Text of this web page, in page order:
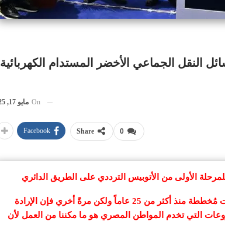
النقل الجماعي الأخضر المستدام الكهربائية
On مايو 17, 2025
0
Share
Facebook
الأولى من الأتوبيس الترددي على الطريق الدائري
مدبولي: هذا المشروع بالإضافة إلى مشروعات أخري كانت مُخططة منذ أكثر من 25 عاماً ولكن مرةً أخري فإن الإرادة
التي تخدم المواطن المصري هو ما مكننا من العمل لأن